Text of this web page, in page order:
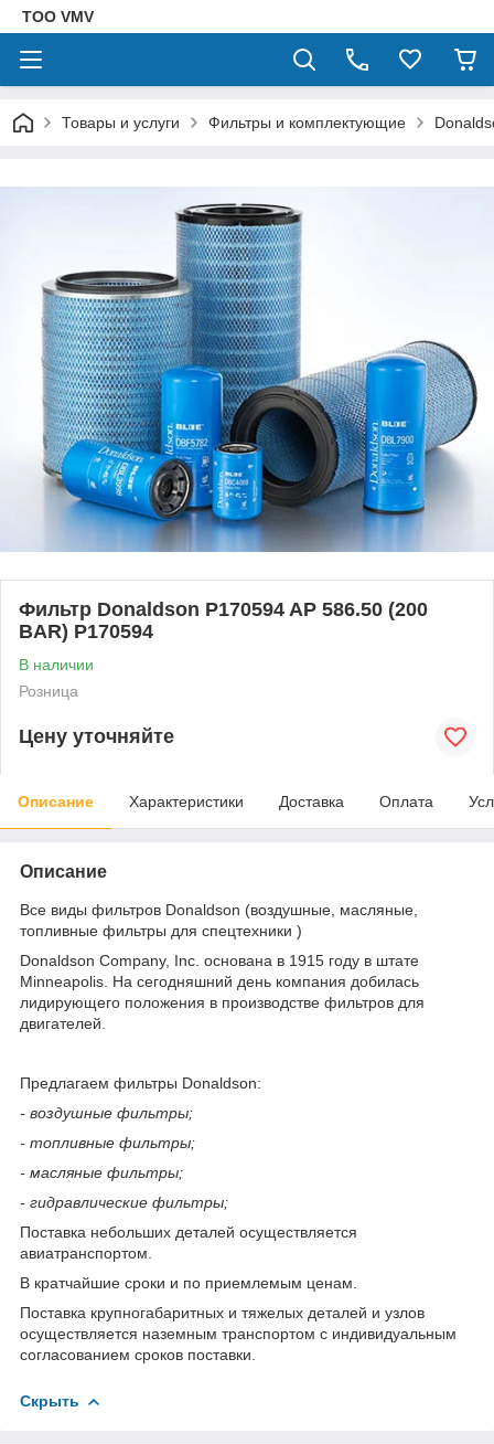
ТОО VMV
Товары и услуги Фильтры и комплектующие
Фильтр Donaldson P170594 AP 586.50 (200
BAR) P170594
В наличии
Розница
Цену уточняйте
Описание Характеристики Доставка Оплата
Описание
Все виды фильтров Donaldson (воздушные, масляные,
топливные фильтры для спецтехники )
Donaldson Company, Inc. основана в 1915 году в штате
Minneapolis. На сегодняшний день компания добилась
лидирующего положения в производстве фильтров для
двигателей.
Предлагаем фильтры Donaldson:
- воздушные фильтры;
- топливные фильтры;
- масляные фильтры;
- гидравлические фильтры;
Поставка небольших деталей осуществляется
авиатранспортом.
В кратчайшие сроки и по приемлемым ценам.
Поставка крупногабаритных и тяжелых деталей и узлов
осуществляется наземным транспортом с индивидуальным
согласованием сроков поставки.
Скрыть